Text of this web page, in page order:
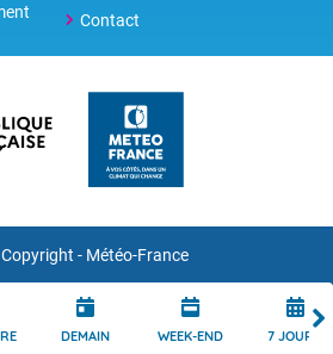
DEMAIN WEEK-END 7 JOURS
Contact
- Météo-France